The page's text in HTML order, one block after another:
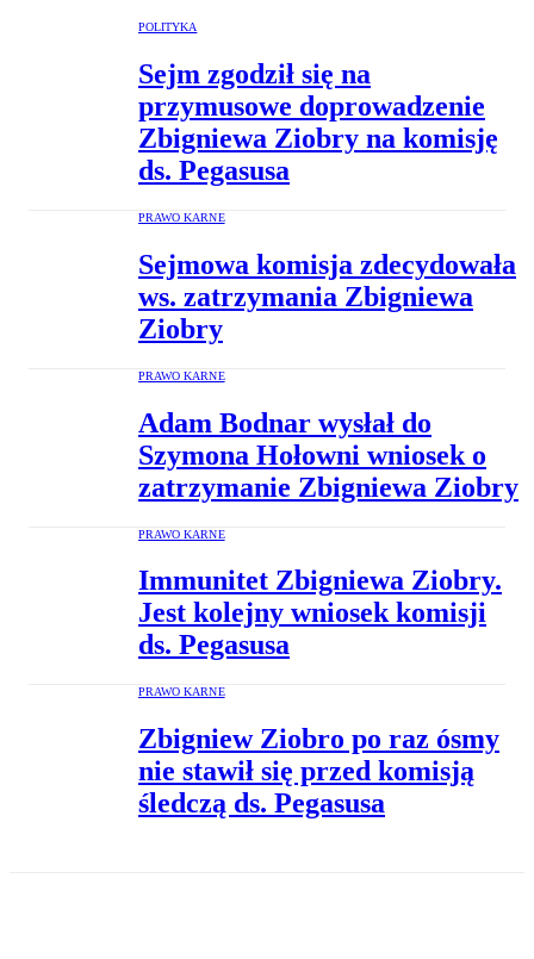
POLITYKA
Sejm zgodził się na
przymusowe doprowadzenie
Zbigniewa Ziobry na komisję
ds. Pegasusa
PRAWO KARNE
Sejmowa komisja zdecydowała
ws. zatrzymania Zbigniewa
Ziobry
PRAWO KARNE
Adam Bodnar wysłał do
Szymona Hołowni wniosek o
zatrzymanie Zbigniewa Ziobry
PRAWO KARNE
Immunitet Zbigniewa Ziobry.
Jest kolejny wniosek komisji
ds. Pegasusa
PRAWO KARNE
Zbigniew Ziobro po raz ósmy
nie stawił się przed komisją
śledczą ds. Pegasusa